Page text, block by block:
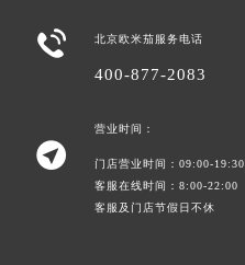
 北京欧米茄服务电话
400-877-2083

营业时间：
门店营业时间：09:00-19:30
客服在线时间：8:00-22:00
客服及门店节假日不休